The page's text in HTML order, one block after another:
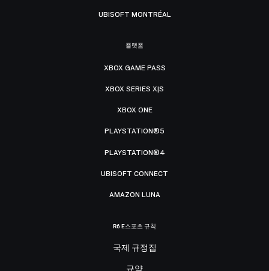
UBISOFT MONTRÉAL
플랫폼
XBOX GAME PASS
XBOX SERIES X|S
XBOX ONE
PLAYSTATION®5
PLAYSTATION®4
UBISOFT CONNECT
AMAZON LUNA
R6 E스포츠 규칙
국제 규정집